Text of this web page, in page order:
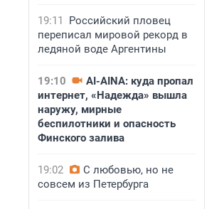
19:11
Российский пловец
переписал мировой рекорд в
ледяной воде Аргентины
19:10
AI-AINA: куда пропал
интернет, «Надежда» вышла
наружу, мирные
беспилотники и опасность
Финского залива
19:02
С любовью, но не
совсем из Петербурга